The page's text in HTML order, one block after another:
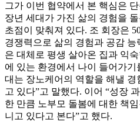
그가 이번 협약에서 본 핵심은
장년 세대가 가진 삶의 경험을
초점이 맞춰져 있다. 조 회장은
경쟁력으로 삶의 경험과 공감
은 대체로 평생 살아온 집과 익
에 있는 환경에서 나이 들어가기
대는 장노케어의 역할을 해낼 경
고 있다”고 말했다. 이어 “성장
한 만큼 노부모 돌봄에 대한 책
니고 있다고 본다”고 했다.